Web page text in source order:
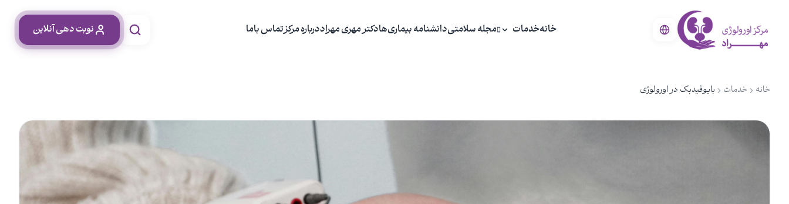
خانهخدمات مجله سلامتیدانشنامه بیماری‌هادکتر مهری مهراددرباره مرکزتماس باما نوبت دهی آنلاین
خانه خدمات بایوفیدبک در اورولوژی